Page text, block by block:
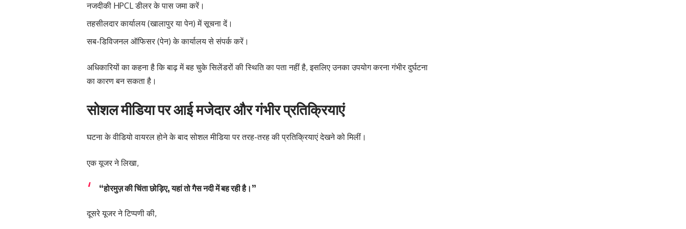
नजदीकी HPCL डीलर के पास जमा करें।
तहसीलदार कार्यालय (खालापुर या पेन) में सूचना दें।
सब-डिविजनल ऑफिसर (पेन) के कार्यालय से संपर्क करें।
अधिकारियों का कहना है कि बाढ़ में बह चुके सिलेंडरों की स्थिति का पता नहीं है, इसलिए उनका उपयोग करना गंभीर दुर्घटना
का कारण बन सकता है।
सोशल मीडिया पर आई मजेदार और गंभीर प्रतिक्रियाएं
घटना के वीडियो वायरल होने के बाद सोशल मीडिया पर तरह-तरह की प्रतिक्रियाएं देखने को मिलीं।
एक यूजर ने लिखा,
“होरमुज़ की चिंता छोड़िए, यहां तो गैस नदी में बह रही है।”
दूसरे यूजर ने टिप्पणी की,